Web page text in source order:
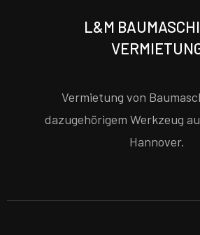
L&M
Vermietung von
dazugehörigem Werkzeug
Hannover.